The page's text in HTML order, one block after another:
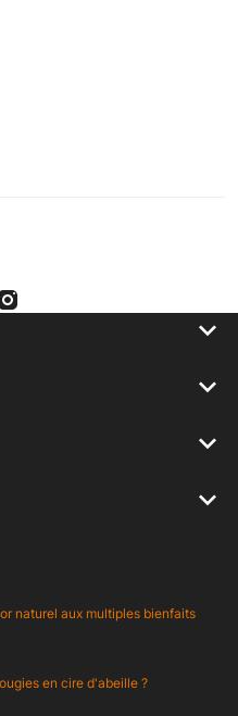
keyboard_arrow_down
keyboard_arrow_down
keyboard_arrow_down
keyboard_arrow_down
naturel aux multiples bienfaits
en cire d'abeille ?